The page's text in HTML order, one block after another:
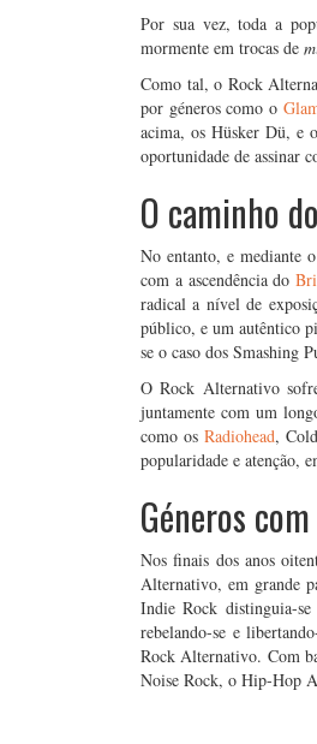
Por sua vez, toda a
mormente em trocas de
Como tal, o Rock
por géneros como o
acima, os Hüsker Dü, e
oportunidade de assinar
O caminho
No entanto, e mediante
com a ascendência do
radical a nível de
público, e um autêntico
se o caso dos Smashing
O Rock Alternativo
juntamente com um
como osRadiohead,
popularidade e atenção,
Géneros
Nos finais dos anos
Alternativo, em grande
Indie Rock distinguia-
rebelando-se e
Rock Alternativo. Com
Noise Rock, o Hip-Hop